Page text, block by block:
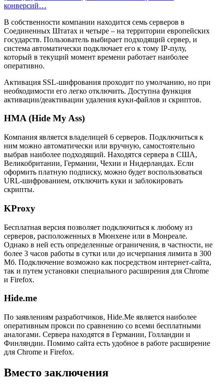
конверсий…
В собственности компании находится семь серверов в
Соединенных Штатах и четыре – на территории европейских
государств. Пользователь выбирает подходящий сервер, и
система автоматически подключает его к тому IP-пулу,
который в текущий момент времени работает наиболее
оперативно.
Активация SSL-шифрования проходит по умолчанию, но при
необходимости его легко отключить. Доступна функция
активации/деактивации удаления куки-файлов и скриптов.
HMA (Hide My Ass)
Компания является владелицей 6 серверов. Подключиться к
ним можно автоматически или вручную, самостоятельно
выбрав наиболее подходящий. Находятся сервера в США,
Великобритании, Германии, Чехии и Нидерландах. Если
оформить платную подписку, можно будет воспользоваться
URL-шифрованием, отключить куки и заблокировать
скрипты.
KProxy
Бесплатная версия позволяет подключиться к любому из
серверов, расположенных в Мюнхене или в Монреале.
Однако в ней есть определенные ограничения, в частности, не
более 3 часов работы в сутки или до исчерпания лимита в 300
Мб. Подключение возможно как посредством интернет-сайта,
так и путем установки специального расширения для Chrome
и Firefox.
Hide.me
По заявлениям разработчиков, Hide.Me является наиболее
оперативным прокси по сравнению со всеми бесплатными
аналогами. Сервера находятся в Германии, Голландии и
Финляндии. Помимо сайта есть удобное в работе расширение
для Chrome и Firefox.
Вместо заключения